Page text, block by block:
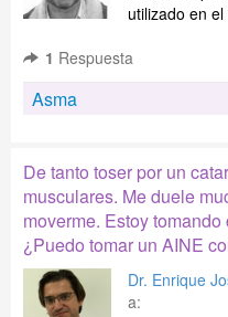
utilizado en el
1 Respuesta
Asma
De tanto toser por un
musculares. Me duele
moverme. Estoy
¿Puedo tomar un AINE
Dr. Enrique
a: